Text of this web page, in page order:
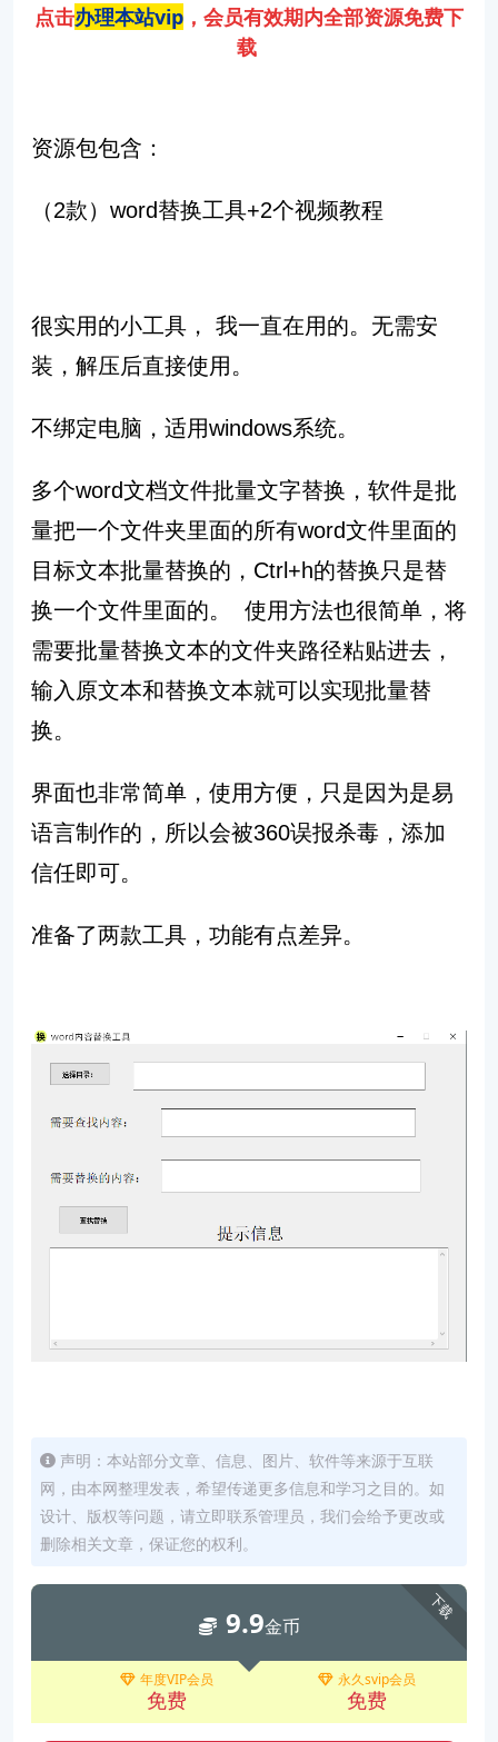
点击办理本站vip ，会员有效期内全部资源免费下
载
资源包包含：
（2款）word替换工具+2个视频教程
很实用的小工具， 我一直在用的。无需安
装，解压后直接使用。
不绑定电脑，适用windows系统。
多个word文档文件批量文字替换，软件是批
量把一个文件夹里面的所有word文件里面的
目标文本批量替换的，Ctrl+h的替换只是替
换一个文件里面的。 使用方法也很简单，将
需要批量替换文本的文件夹路径粘贴进去，
输入原文本和替换文本就可以实现批量替
换。
界面也非常简单，使用方便，只是因为是易
语言制作的，所以会被360误报杀毒，添加
信任即可。
准备了两款工具，功能有点差异。
声明：本站部分文章、信息、图片、软件等来源于互联
网，由本网整理发表，希望传递更多信息和学习之目的。如
设计、版权等问题，请立即联系管理员，我们会给予更改或
删除相关文章，保证您的权利。
下载
9.9金币
年度VIP会员
免费
永久svip会员
免费